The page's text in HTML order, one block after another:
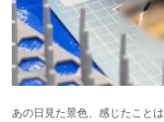
あの日見た景色、感じたことは